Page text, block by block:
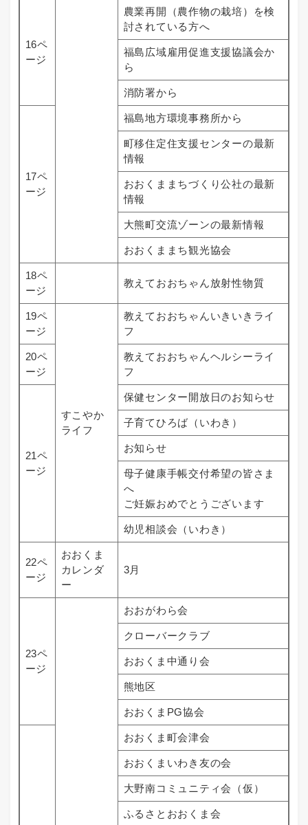
16ペ
ージ
農業再開（農作物の栽培）を検
討されている方へ
福島広域雇用促進支援協議会か
ら
消防署から
17ペ
ージ
福島地方環境事務所から
町移住定住支援センターの最新
情報
おおくままちづくり公社の最新
情報
大熊町交流ゾーンの最新情報
おおくままち観光協会
18ペ
ージ
教えておおちゃん放射性物質
19ペ
ージ
すこやか
ライフ
教えておおちゃんいきいきライ
フ
20ペ
ージ
教えておおちゃんヘルシーライ
フ
21ペ
ージ
保健センター開放日のお知らせ
子育てひろば（いわき）
お知らせ
母子健康手帳交付希望の皆さま
へ
ご妊娠おめでとうございます
幼児相談会（いわき）
22ペ
ージ
おおくま
カレンダ
ー
3月
23ペ
ージ
おおがわら会
クローバークラブ
おおくま中通り会
熊地区
おおくまPG協会
おおくま町会津会
おおくまいわき友の会
大野南コミュニティ会（仮）
ふるさとおおくま会